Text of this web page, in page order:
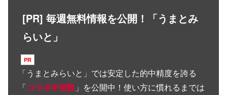
[PR] 毎週無料情報を公開！「うまとみ
らいと」
「うまとみらいと 」では安定した的中精度を誇る
「コラボ＠指数 」を公開中！使い方に慣れるまでは